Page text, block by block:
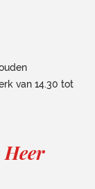
van 14.30 tot